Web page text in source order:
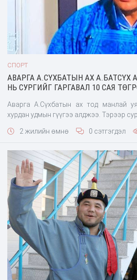
СПОРТ
АВАРГА А.СҮХБАТЫН АХ А.БАТСҮХ
НЬ СУРГИЙГ ГАРГАВАЛ 10 САЯ
Аварга А.Сүхбатын ах тод манлай
хурдан удмын гүүгээ алджээ. Тэрээр
2 жилийн өмнө 0 сэтгэгдэл